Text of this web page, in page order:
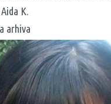
K.
arhiva